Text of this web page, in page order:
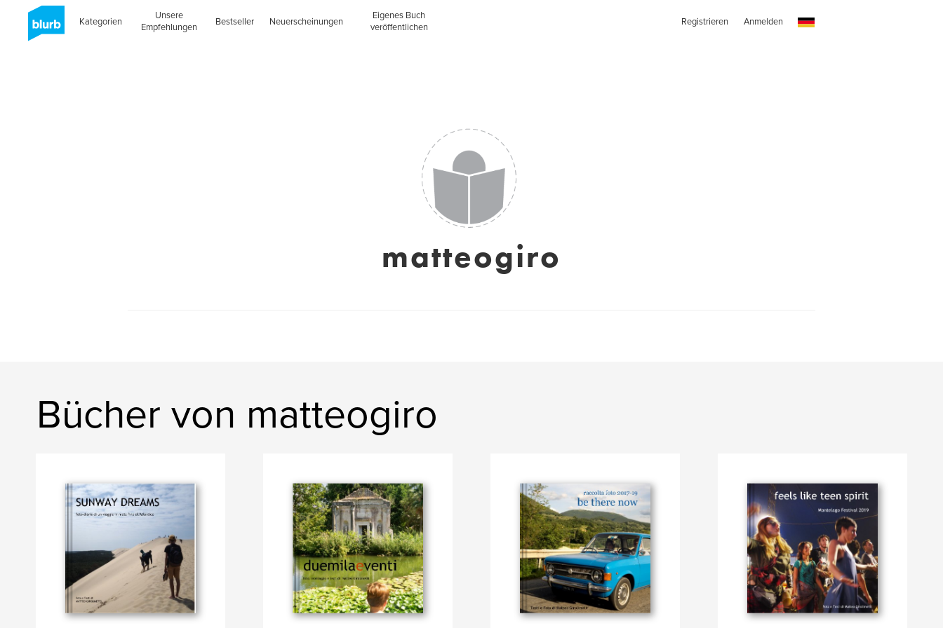
Kategorien
Unsere
Empfehlungen
Bestseller Neuerscheinungen
Eigenes Buch
veröffentlichen
Registrieren Anmelden
matteogiro
Bücher von matteogiro